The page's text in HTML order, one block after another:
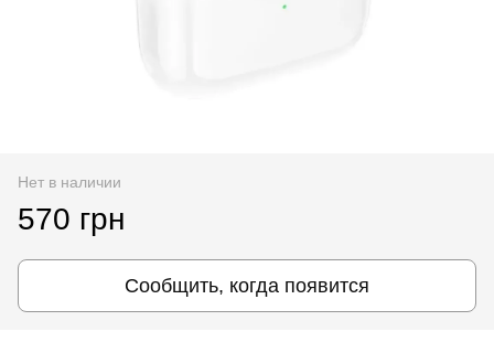
Нет в наличии
570 грн
Сообщить, когда появится